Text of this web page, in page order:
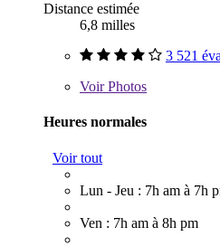
Distance estimée
6,8 milles
3 521
VoirPhotos
Heures normales
Voir tout
Lun - Jeu : 7h am à 7h
Ven : 7h am à 8h pm